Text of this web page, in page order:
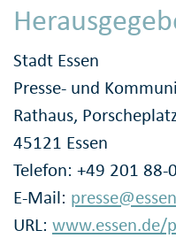
Stadt Essen
Presse- und
Rathaus,
45121 Essen
Telefon: +49 201 88-
E-Mail:
URL: www.essen.de/